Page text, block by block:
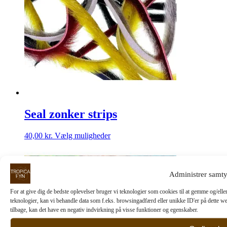
Administrer
For at give dig de bedste oplevelser bruger vi teknologier som cookies til at gemme og/
teknologier, kan vi behandle data som f.eks. browsingadfærd eller unikke ID'er på dette
tilbage, kan det have en negativ indvirkning på visse funktioner og egenskaber.
Seal zonker strips
40,00 kr. Vælg mulighederDette
kan
vælges
på
varesiden